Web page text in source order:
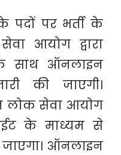
पदों पर भर्ती के
आयोग द्वारा
के साथ ऑनलाइन
की जाएगी।
लोक सेवा आयोग
के माध्यम से
ऑनलाइन